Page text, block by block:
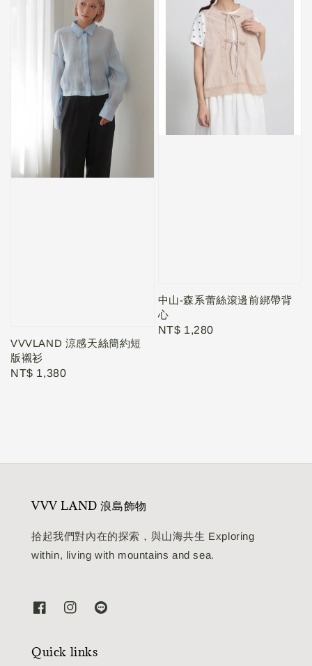
VVVLAND 涼感天絲簡約短
版襯衫
Regular
NT$ 1,380
中山-森系蕾絲滾邊前綁帶背
心
Regular
NT$ 1,280
VVV LAND 浪島飾物
拾起我們對內在的探索，與山海共生 Exploring
within, living with mountains and sea.
Quick links